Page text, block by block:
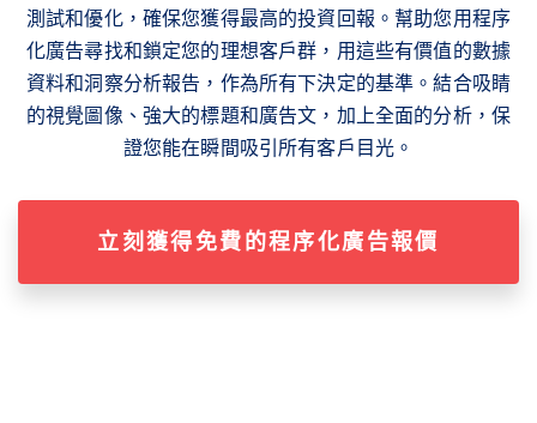
測試和優化，確保您獲得最高的投資回報。幫助您用程序
化廣告尋找和鎖定您的理想客戶群，用這些有價值的數據
資料和洞察分析報告，作為所有下決定的基準。結合吸睛
的視覺圖像、強大的標題和廣告文，加上全面的分析，保
證您能在瞬間吸引所有客戶目光。
立刻獲得免費的程序化廣告報價